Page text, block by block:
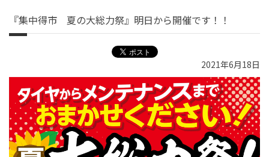
『集中得市 夏の大総力祭』明日から開催です！！
2021年6月18日